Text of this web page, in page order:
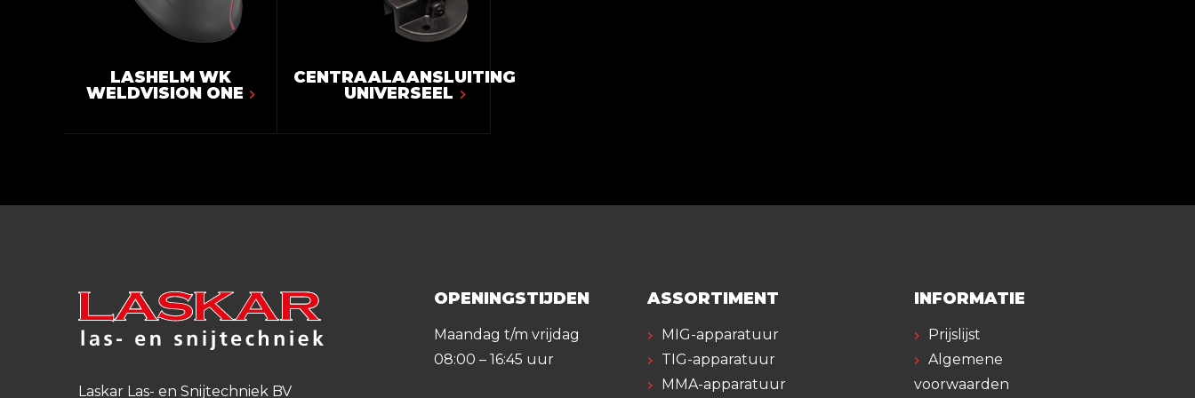
LASHELM WK
WELDVISION ONE
CENTRAALAANSLUITING
UNIVERSEEL
Laskar Las- en Snijtechniek BV
OPENINGSTIJDEN
Maandag t/m vrijdag
08:00 – 16:45 uur
ASSORTIMENT
MIG-apparatuur
TIG-apparatuur
MMA-apparatuur
INFORMATIE
Prijslijst
Algemene
voorwaarden